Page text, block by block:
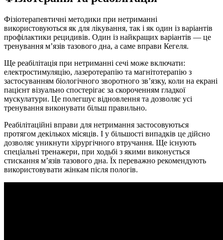
Фізіотерапевтичні методики при нетриманні
використовуються як для лікування, так і як один із варіантів
профілактики рецидивів. Один із найкращих варіантів — це
тренування м’язів тазового дна, а саме вправи Кегеля.
Ще реабілітація при нетриманні сечі може включати:
електростимуляцію, лазеротерапію та магнітотерапію з
застосуванням біологічного зворотного зв’язку, коли на екрані
пацієнт візуально спостерігає за скороченням гладкої
мускулатури. Це полегшує відновлення та дозволяє усі
тренування виконувати більш правильно.
Реабілітаційні вправи для нетримання застосовуються
протягом декількох місяців. І у більшості випадків це дійсно
дозволяє уникнути хірургічного втручання. Ще існують
спеціальні тренажери, при ходьбі з якими виконується
стискання м’язів тазового дна. Їх переважно рекомендують
використовувати жінкам після пологів.